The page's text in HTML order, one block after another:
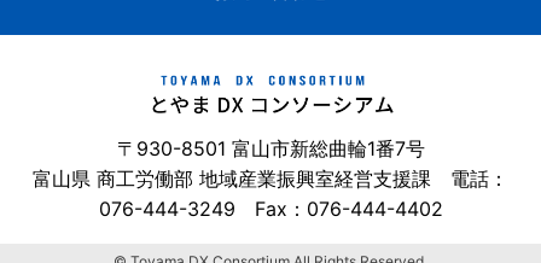
〒930-8501 富山市新総曲輪1番7号
富山県 商工労働部 地域産業振興室経営支援課 電話：
076-444-3249 Fax：076-444-4402